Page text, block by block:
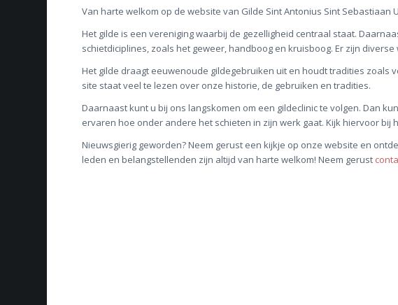
Van harte welkom op de website van Gilde Sint Antonius Sint Sebastiaan
Het gilde is een vereniging waarbij de gezelligheid centraal staat.
schietdiciplines, zoals het geweer, handboog en kruisboog. Er zijn
Het gilde draagt eeuwenoude gildegebruiken uit en houdt tradities zoals
site staat veel te lezen over onze historie, de gebruiken en tradities.
Daarnaast kunt u bij ons langskomen om een gildeclinic te volgen. Dan
ervaren hoe onder andere het schieten in zijn werk gaat. Kijk hiervoor bij
Nieuwsgierig geworden? Neem gerust een kijkje op onze website en
leden en belangstellenden zijn altijd van harte welkom! Neem gerust